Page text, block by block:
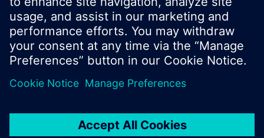
© Siemens Schweiz AG 2020
Preise: unverbindliche Preisempfehlung ohne
MWSt in EUR
Nutzungsbedingungen